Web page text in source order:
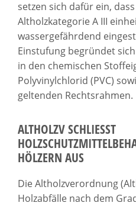
setzen sich dafür ein,
Altholzkategorie A III
wassergefährdend
Einstufung begründet
in den chemischen
Polyvinylchlorid (PVC)
geltenden Rechtsrahmen.
ALTHOLZV SCHLIESST H
ÖLZERN AUS
Die Altholzverordnung
Holzabfälle nach dem